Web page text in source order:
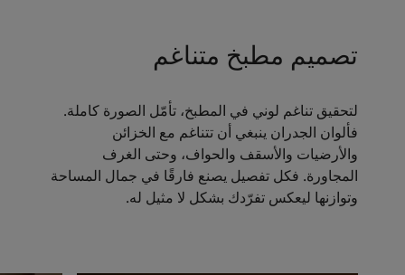
تصميم مطبخ متناغم
لتحقيق تناغم لوني في المطبخ، تأمّل الصورة كاملة.
فألوان الجدران ينبغي أن تتناغم مع الخزائن
والأرضيات والأسقف والحواف، وحتى الغرف
المجاورة. فكل تفصيل يصنع فارقًا في جمال المساحة
وتوازنها ليعكس تفرّدك بشكل لا مثيل له.